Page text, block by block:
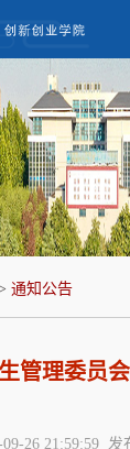
通知公告
管理委员
09-26 21:59:59